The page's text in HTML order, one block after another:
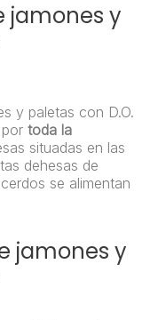
jamones y
y paletas con D.O.
toda la
situadas en las
dehesas de
se alimentan
jamones y